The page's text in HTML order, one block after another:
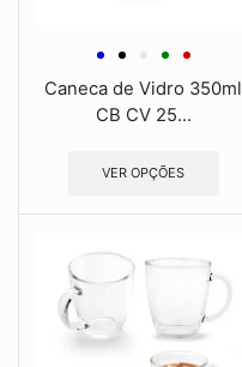
Caneca de Vidro 350ml
CB CV 25...
VER OPÇÕES